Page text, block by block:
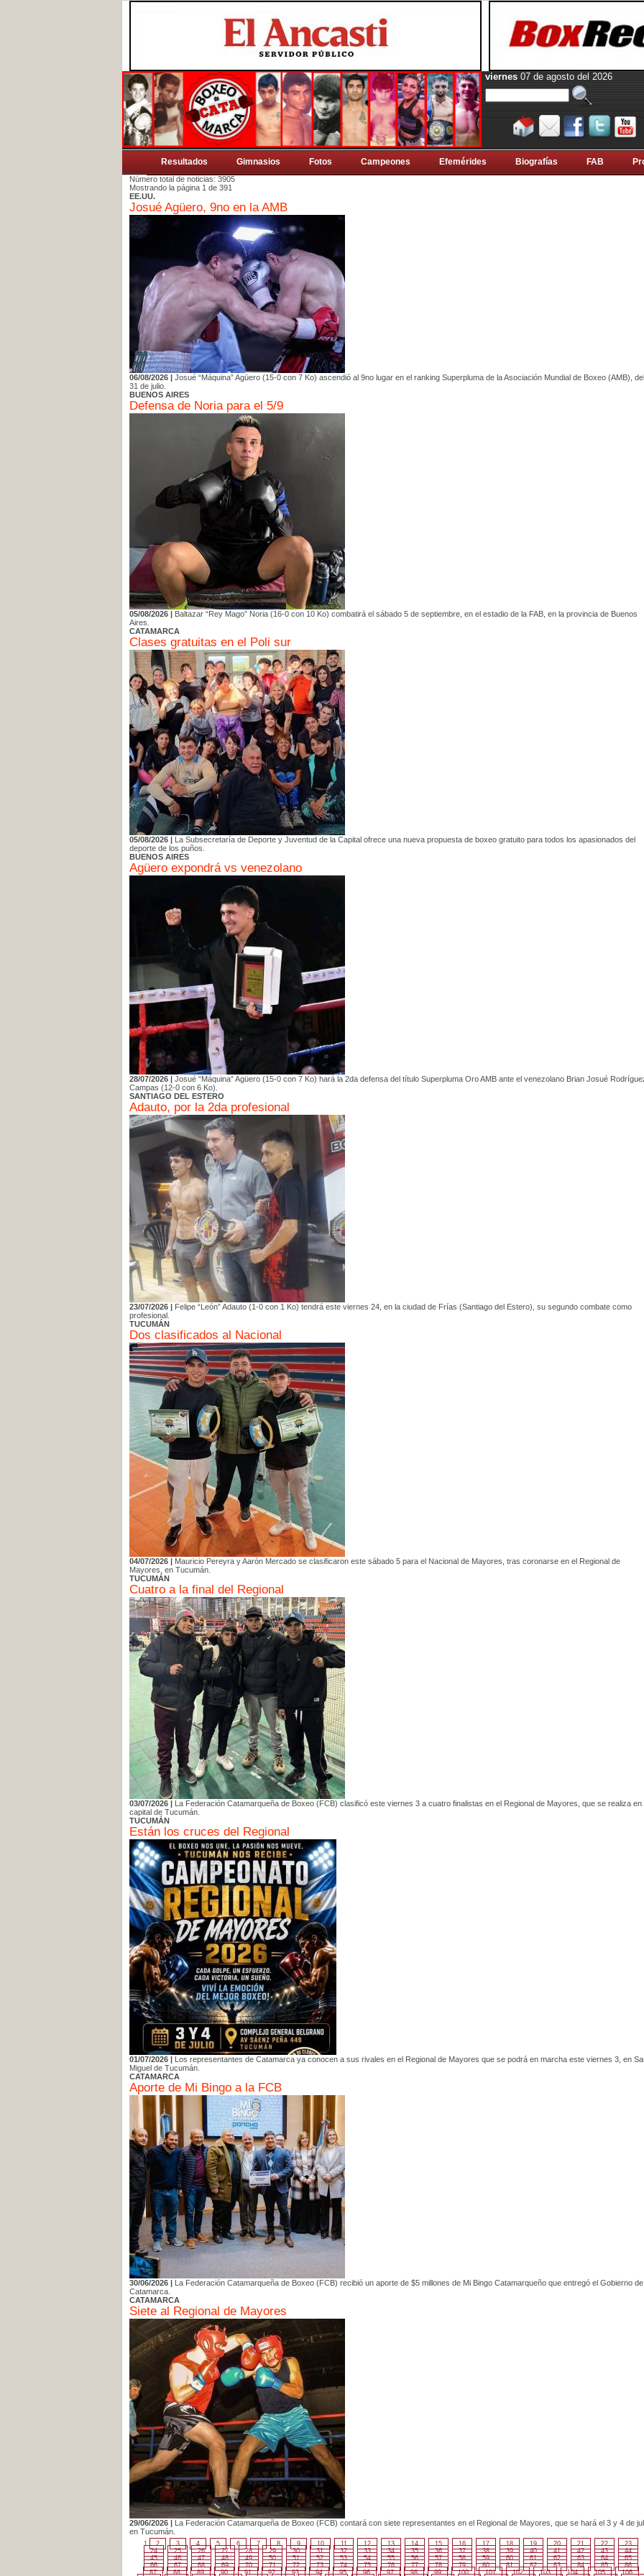
viernes 07 de agosto del 2026
Resultados Gimnasios Fotos Campeones Efemérides Biografí­as FAB
Número total de noticias: 3905
Mostrando la página 1 de 391
EE.UU.
Josué Agüero, 9no en la AMB
06/08/2026 | Josué “Máquina” Agüero (15-0 con 7 Ko) ascendió al 9no lugar en el ranking Superpluma de la Asociación Mundial de Boxeo (AMB), del
31 de julio.
BUENOS AIRES
Defensa de Noria para el 5/9
05/08/2026 | Baltazar “Rey Mago” Noria (16-0 con 10 Ko) combatirá el sábado 5 de septiembre, en el estadio de la FAB, en la provincia de Buenos
Aires.
CATAMARCA
Clases gratuitas en el Poli sur
05/08/2026 | La Subsecretaría de Deporte y Juventud de la Capital ofrece una nueva propuesta de boxeo gratuito para todos los apasionados del
deporte de los puños.
BUENOS AIRES
Agüero expondrá vs venezolano
28/07/2026 | Josué “Máquina” Agüero (15-0 con 7 Ko) hará la 2da defensa del título Superpluma Oro AMB ante el venezolano Brian Josué
Campas (12-0 con 6 Ko).
SANTIAGO DEL ESTERO
Adauto, por la 2da profesional
23/07/2026 | Felipe “León” Adauto (1-0 con 1 Ko) tendrá este viernes 24, en la ciudad de Frías (Santiago del Estero), su segundo combate como
profesional.
TUCUMÁN
Dos clasificados al Nacional
04/07/2026 | Mauricio Pereyra y Aarón Mercado se clasificaron este sábado 5 para el Nacional de Mayores, tras coronarse en el Regional de
Mayores, en Tucumán.
TUCUMÁN
Cuatro a la final del Regional
03/07/2026 | La Federación Catamarqueña de Boxeo (FCB) clasificó este viernes 3 a cuatro finalistas en el Regional de Mayores, que se realiza en
capital de Tucumán.
TUCUMÁN
Están los cruces del Regional
01/07/2026 | Los representantes de Catamarca ya conocen a sus rivales en el Regional de Mayores que se podrá en marcha este viernes 3, en
Miguel de Tucumán.
CATAMARCA
Aporte de Mi Bingo a la FCB
30/06/2026 | La Federación Catamarqueña de Boxeo (FCB) recibió un aporte de $5 millones de Mi Bingo Catamarqueño que entregó el Gobierno de
Catamarca.
CATAMARCA
Siete al Regional de Mayores
29/06/2026 | La Federación Catamarqueña de Boxeo (FCB) contará con siete representantes en el Regional de Mayores, que se hará el 3 y 4 de
en Tucumán.
1 2 3 4 5 6 7 8 9 10 11 12 13 14 15 16 17 18 19 20 21 22
23
24
25 26 27 28 29 30 31 32 33 34 35 36 37 38 39 40 41 42 43
44
45
46 47 48 49 50 51 52 53 54 55 56 57 58 59 60 61 62 63 64
65
66
67 68 69 70 71 72 73 74 75 76 77 78 79 80 81 82 83 84 85
86
87
88 89 90 91 92 93 94 95 96 97 98 99 100 101 102 103 104 105 106